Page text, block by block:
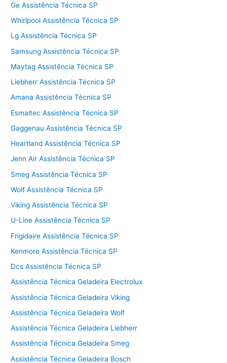
Ge Assistência Técnica SP
Whirlpool Assistência Técnica SP
Lg Assistência Técnica SP
Samsung Assistência Técnica SP
Maytag Assistência Técnica SP
Liebherr Assistência Técnica SP
Amana Assistência Técnica SP
Esmaltec Assistência Técnica SP
Gaggenau Assistência Técnica SP
Heartland Assistência Técnica SP
Jenn Air Assistência Técnica SP
Smeg Assistência Técnica SP
Wolf Assistência Técnica SP
Viking Assistência Técnica SP
U-Line Assistência Técnica SP
Frigidaire Assistência Técnica SP
Kenmore Assistência Técnica SP
Dcs Assistência Técnica SP
Assistência Técnica Geladeira Electrolux
Assistência Técnica Geladeira Viking
Assistência Técnica Geladeira Wolf
Assistência Técnica Geladeira Liebherr
Assistência Técnica Geladeira Smeg
Assistência Técnica Geladeira Bosch